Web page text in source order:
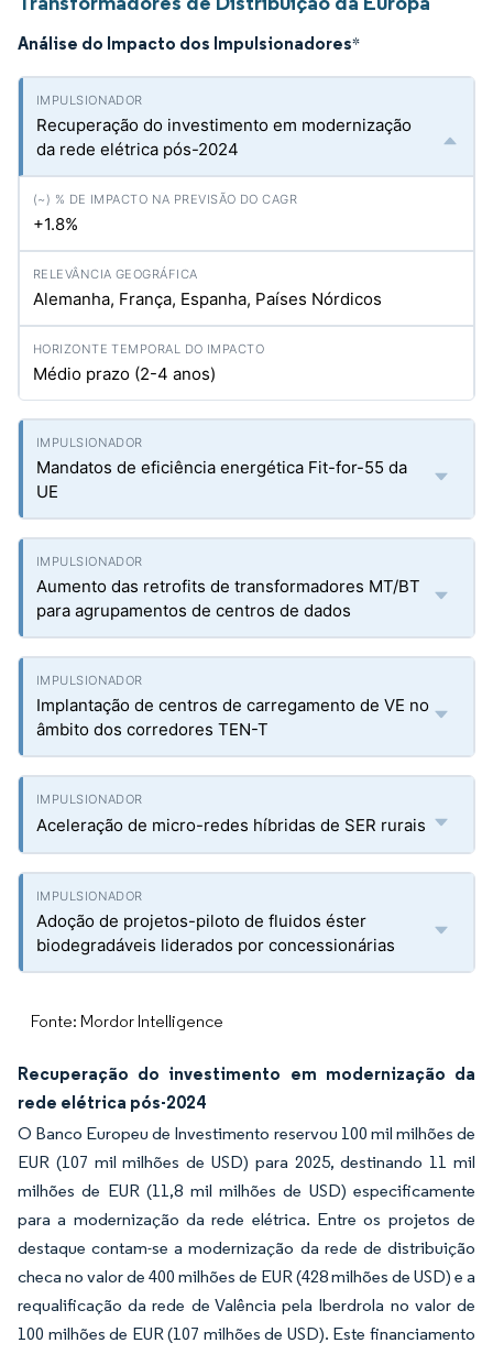
Análise do Impacto dos Impulsionadores*
Recuperação do investimento em modernização
da rede elétrica pós-2024
+1.8%
Alemanha, França, Espanha, Países Nórdicos
Médio prazo (2-4 anos)
Mandatos de eficiência energética Fit-for-55 da
UE
Aumento das retrofits de transformadores MT/BT
para agrupamentos de centros de dados
Implantação de centros de carregamento de VE no
âmbito dos corredores TEN-T
Aceleração de micro-redes híbridas de SER rurais
Adoção de projetos-piloto de fluidos éster
biodegradáveis liderados por concessionárias
Fonte: Mordor Intelligence
Recuperação do investimento em modernização da
rede elétrica pós-2024
O Banco Europeu de Investimento reservou 100 mil milhões de
EUR (107 mil milhões de USD) para 2025, destinando 11 mil
milhões de EUR (11,8 mil milhões de USD) especificamente
para a modernização da rede elétrica. Entre os projetos de
destaque contam-se a modernização da rede de distribuição
checa no valor de 400 milhões de EUR (428 milhões de USD) e a
requalificação da rede de Valência pela Iberdrola no valor de
100 milhões de EUR (107 milhões de USD). Este financiamento